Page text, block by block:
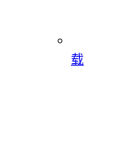
载